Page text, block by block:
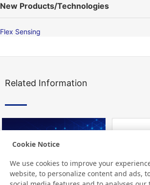
New Products/Technologies
Flex Sensing
Related Information
Nitto Library FAQ
Cookie Notice
We use cookies to improve your
website, to personalize content and ads,